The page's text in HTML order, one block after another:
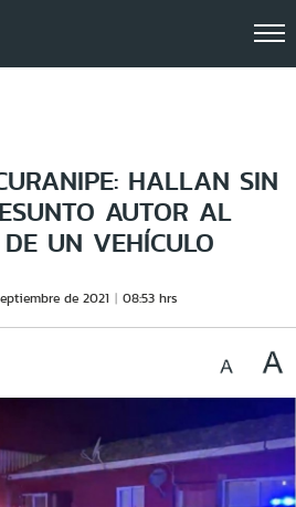
HALLAN SIN
AUTOR AL
UN VEHÍCULO
de 2021 08:53 hrs